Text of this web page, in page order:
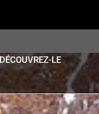
DÉCOUVREZ-LE